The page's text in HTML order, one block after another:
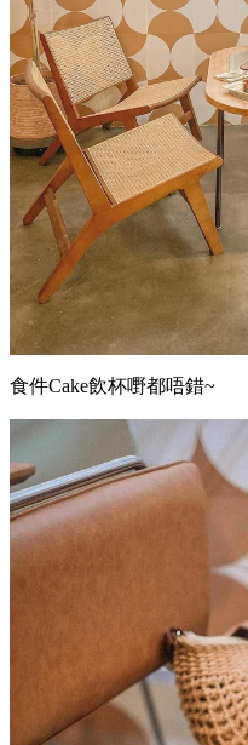
食件Cake飲杯嘢都唔錯~